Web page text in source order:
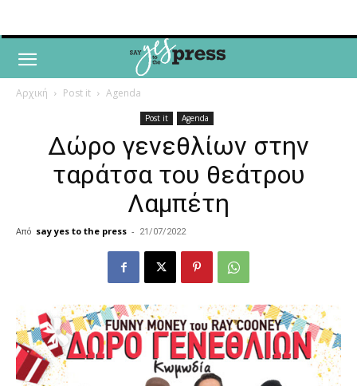
Αρχική Post it Agenda
Post it Agenda
Δώρο γενεθλίων στην
ταράτσα του θεάτρου
Λαμπέτη
Από say yes to the press - 21/07/2022